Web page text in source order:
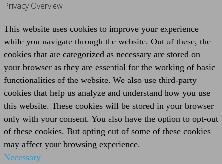
Privacy Overview
This website uses cookies to improve your experience
while you navigate through the website. Out of these, the
cookies that are categorized as necessary are stored on
your browser as they are essential for the working of basic
functionalities of the website. We also use third-party
cookies that help us analyze and understand how you use
this website. These cookies will be stored in your browser
only with your consent. You also have the option to opt-out
of these cookies. But opting out of some of these cookies
may affect your browsing experience.
Necessary